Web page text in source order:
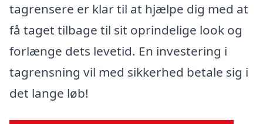
tagrensere er klar til at hjælpe dig med at
få taget tilbage til sit oprindelige look og
forlænge dets levetid. En investering i
tagrensning vil med sikkerhed betale sig i
det lange løb!